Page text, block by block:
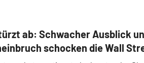
ab: Schwacher Ausblick
schocken die Wall